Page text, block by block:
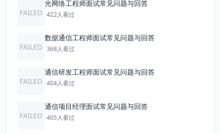
FAILED
光网络工程师面试常见问题与回答
422人看过
FAILED
数据通信工程师面试常见问题与回答
368人看过
FAILED
通信研发工程师面试常见问题与回答
404人看过
FAILED
通信项目经理面试常见问题与回答
405人看过